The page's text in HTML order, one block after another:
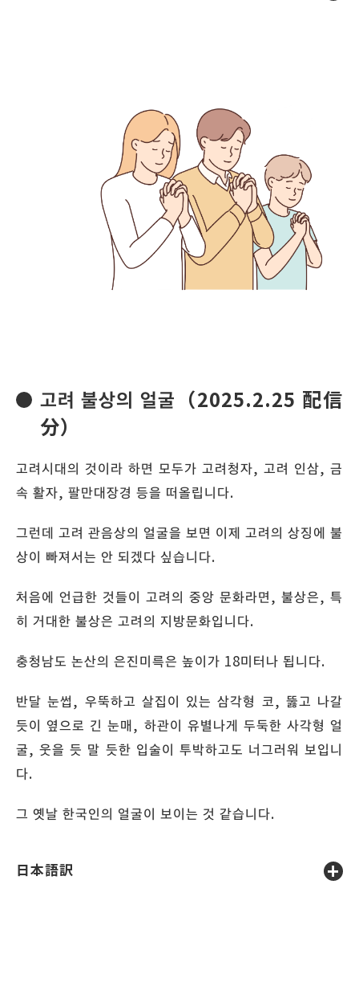
고려 불상의 얼굴（2025.2.25 配信
分）
고려시대의 것이라 하면 모두가 고려청자, 고려 인삼, 금
속 활자, 팔만대장경 등을 떠올립니다.
그런데 고려 관음상의 얼굴을 보면 이제 고려의 상징에 불
상이 빠져서는 안 되겠다 싶습니다.
처음에 언급한 것들이 고려의 중앙 문화라면, 불상은, 특
히 거대한 불상은 고려의 지방문화입니다.
충청남도 논산의 은진미륵은 높이가 18미터나 됩니다.
반달 눈썹, 우뚝하고 살집이 있는 삼각형 코, 뚫고 나갈
듯이 옆으로 긴 눈매, 하관이 유별나게 두둑한 사각형 얼
굴, 웃을 듯 말 듯한 입술이 투박하고도 너그러워 보입니
다.
그 옛날 한국인의 얼굴이 보이는 것 같습니다.
日本語訳